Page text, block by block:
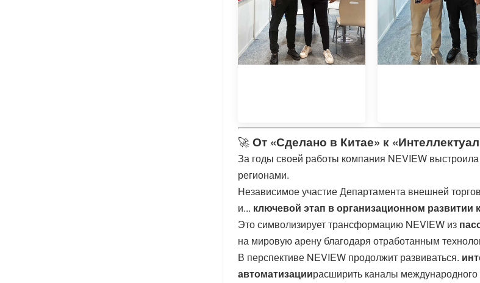
🚀От «Сделано в Китае» к
За годы своей работы компания NEVIEW
регионами.
Независимое участие Департамента внешней
и... ключевой этап в организационном развитии
Это символизирует трансформацию NEVIEW из
на мировую арену благодаря отработанным
В перспективе NEVIEW продолжит развиваться.
автоматизациирасширить каналы международного